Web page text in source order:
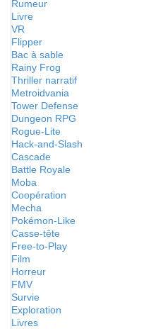
Rumeur
Livre
VR
Flipper
Bac à sable
Rainy Frog
Thriller narratif
Metroidvania
Tower Defense
Dungeon RPG
Rogue-Lite
Hack-and-Slash
Cascade
Battle Royale
Moba
Coopération
Mecha
Pokémon-Like
Casse-tête
Free-to-Play
Film
Horreur
FMV
Survie
Exploration
Livres